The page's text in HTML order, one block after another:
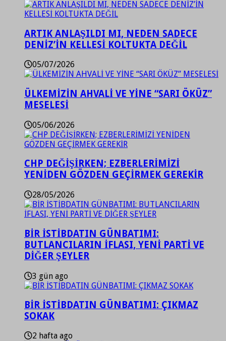
ARTIK ANLAŞILDI MI, NEDEN SADECE
DENİZ’İN KELLESİ KOLTUKTA DEĞİL
05/07/2026
ÜLKEMİZİN AHVALİ VE YİNE “SARI ÖKÜZ”
MESELESİ
05/06/2026
CHP DEĞİŞİRKEN; EZBERLERİMİZİ
YENİDEN GÖZDEN GEÇİRMEK GEREKİR
28/05/2026
BİR İSTİBDATIN GÜNBATIMI:
BUTLANCILARIN İFLASI, YENİ PARTİ VE
DİĞER ŞEYLER
3 gün ago
BİR İSTİBDATIN GÜNBATIMI: ÇIKMAZ
SOKAK
2 hafta ago